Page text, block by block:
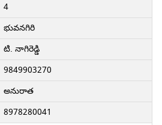
4
భువనగిరి
టి. నాగిరెడ్డి
9849903270
అనురాత
8978280041